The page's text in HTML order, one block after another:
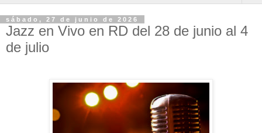
sábado, 27 de junio de 2026
Jazz en Vivo en RD del 28 de junio al 4
de julio